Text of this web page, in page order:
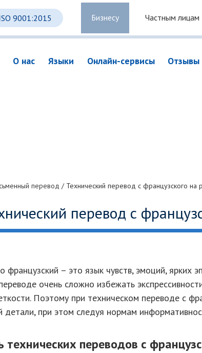
9001:2015 Бизнесу Частным лицам
О нас Языки Онлайн-сервисы Отзывы
перевод / Технический перевод с французского на
перевод с
французский – это язык чувств, эмоций,
очень сложно избежать
Поэтому при техническом переводе с
детали, при этом следуя нормам
технических переводов с